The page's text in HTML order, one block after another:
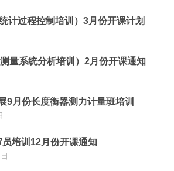
计过程控制培训）3月份开课计划
量系统分析培训）2月份开课通知
9月份长度衡器测力计量班培训
培训12月份开课通知